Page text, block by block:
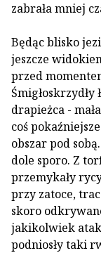
zabrała mniej
Będąc blisko
jeszcze
przed
Śmigłoskrzydły
drapieżca -
coś
obszar pod
dole sporo. Z
przemykały
przy zatoce,
skoro
jakikolwiek atak
podniosły taki